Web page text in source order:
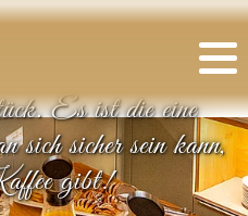
Es ist die eine
sicher sein kann,
gibt!